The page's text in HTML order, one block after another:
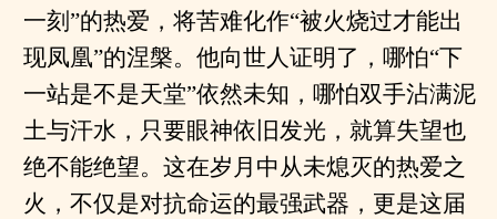
一刻”的热爱，将苦难化作“被火烧过才能出
现凤凰”的涅槃。他向世人证明了，哪怕“下
一站是不是天堂”依然未知，哪怕双手沾满泥
土与汗水，只要眼神依旧发光，就算失望也
绝不能绝望。这在岁月中从未熄灭的热爱之
火，不仅是对抗命运的最强武器，更是这届